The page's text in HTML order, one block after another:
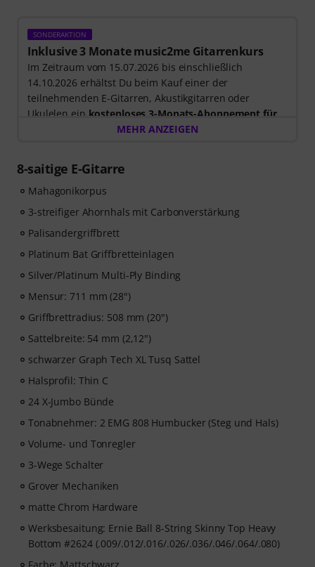
SONDERAKTION
Inklusive 3 Monate music2me Gitarrenkurs
Im Zeitraum vom 15.07.2026 bis einschließlich
14.10.2026 erhältst Du beim Kauf einer der
teilnehmenden E-Gitarren, Akustikgitarren oder
Ukulelen ein kostenloses 3-Monats-Abonnement für
einen Onlinekurs von music2me im Wert von EUR
zugesendet. Das music2me Abo endet nach Ablauf
automatisch.
Music2Me, dein Online-Lernportal für Musik mit einem
pädagogischen Konzept von studierten Musiklehrern.
Ausgezeichnet mit dem deutschen Bildungs-Award
2025/2026 in der Kategorie “E-Learning
Instrumentalunterricht”! Mit über 400 Gitarren
Videolektionen für Anfänger und Fortgeschrittene – von
Pop, Rock und Blues bis Metal und mehr. Mit
persönlichem Support per Chat, Noten zum
Übungsfunktion, Zeitlupe und weitere Features.
MEHR ANZEIGEN
8-saitige E-Gitarre
Mahagonikorpus
3-streifiger Ahornhals mit Carbonverstärkung
Palisandergriffbrett
Platinum Bat Griffbretteinlagen
Silver/Platinum Multi-Ply Binding
Mensur: 711 mm (28")
Griffbrettradius: 508 mm (20")
Sattelbreite: 54 mm (2,12")
schwarzer Graph Tech XL Tusq Sattel
Halsprofil: Thin C
24 X-Jumbo Bünde
Tonabnehmer: 2 EMG 808 Humbucker (Steg und Hals)
Volume- und Tonregler
3-Wege Schalter
Grover Mechaniken
matte Chrom Hardware
Werksbesaitung: Ernie Ball 8-String Skinny Top Heavy
Bottom #2624 (.009/.012/.016/.026/.036/.046/.064/.080)